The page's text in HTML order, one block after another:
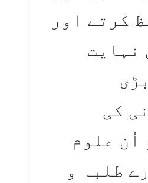
کرتے اور
نہایت
کی
اُن علوم
طلبہ و